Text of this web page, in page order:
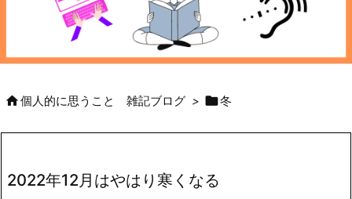
個人的に思うこと 雑記ブログ > 冬
2022年12月はやはり寒くなる